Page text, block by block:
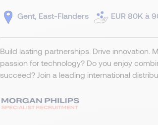
Gent, East-Flanders EUR 80K à
Build lasting partnerships. Drive innovation.
passion for technology? Do you enjoy
succeed? Join a leading international